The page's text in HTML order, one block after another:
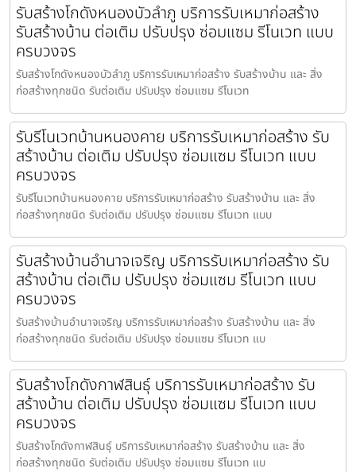
รับสร้างโกดังหนองบัวลำภู บริการรับเหมาก่อสร้าง
รับสร้างบ้าน ต่อเติม ปรับปรุง ซ่อมแซม รีโนเวท แบบ
ครบวงจร
รับสร้างโกดังหนองบัวลำภู บริการรับเหมาก่อสร้าง รับสร้างบ้าน และ สิ่ง
ก่อสร้างทุกชนิด รับต่อเติม ปรับปรุง ซ่อมแซม รีโนเวท
รับรีโนเวทบ้านหนองคาย บริการรับเหมาก่อสร้าง รับ
สร้างบ้าน ต่อเติม ปรับปรุง ซ่อมแซม รีโนเวท แบบ
ครบวงจร
รับรีโนเวทบ้านหนองคาย บริการรับเหมาก่อสร้าง รับสร้างบ้าน และ สิ่ง
ก่อสร้างทุกชนิด รับต่อเติม ปรับปรุง ซ่อมแซม รีโนเวท แบบ
รับสร้างบ้านอำนาจเจริญ บริการรับเหมาก่อสร้าง รับ
สร้างบ้าน ต่อเติม ปรับปรุง ซ่อมแซม รีโนเวท แบบ
ครบวงจร
รับสร้างบ้านอำนาจเจริญ บริการรับเหมาก่อสร้าง รับสร้างบ้าน และ สิ่ง
ก่อสร้างทุกชนิด รับต่อเติม ปรับปรุง ซ่อมแซม รีโนเวท แบ
รับสร้างโกดังกาฬสินธุ์ บริการรับเหมาก่อสร้าง รับ
สร้างบ้าน ต่อเติม ปรับปรุง ซ่อมแซม รีโนเวท แบบ
ครบวงจร
รับสร้างโกดังกาฬสินธุ์ บริการรับเหมาก่อสร้าง รับสร้างบ้าน และ สิ่ง
ก่อสร้างทุกชนิด รับต่อเติม ปรับปรุง ซ่อมแซม รีโนเวท แบ